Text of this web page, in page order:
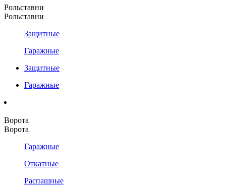
Рольставни
Рольставни
Защитные
Гаражные
Защитные
Гаражные
Ворота
Ворота
Гаражные
Откатные
Распашные